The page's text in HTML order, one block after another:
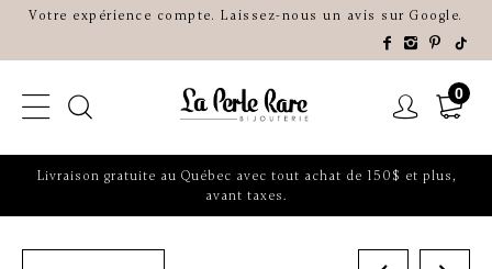
Votre expérience compte. Laissez-nous un avis sur Google.
0
Livraison gratuite au Québec avec tout achat de 150$ et plus,
avant taxes.